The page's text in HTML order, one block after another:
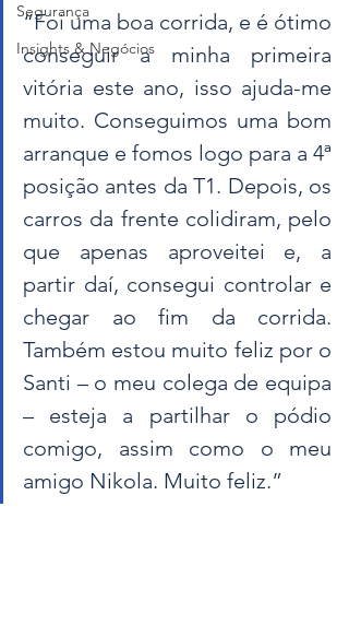
Segurança
Insights & Negócios
“Foi uma boa corrida, e é ótimo
conseguir a minha primeira
vitória este ano, isso ajuda-me
muito. Conseguimos uma bom
arranque e fomos logo para a 4ª
posição antes da T1. Depois, os
carros da frente colidiram, pelo
que apenas aproveitei e, a
partir daí, consegui controlar e
chegar ao fim da corrida.
Também estou muito feliz por o
Santi – o meu colega de equipa
– esteja a partilhar o pódio
comigo, assim como o meu
amigo Nikola. Muito feliz.”